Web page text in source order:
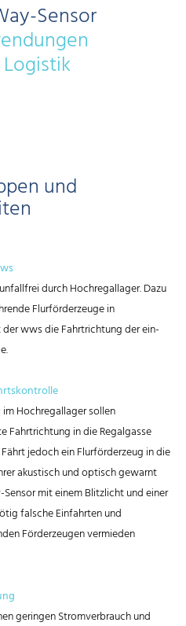
Sensor
und
durch Hochregallager. Dazu
Flurförderzeuge in
wws die Fahrtrichtung der ein-
Hochregallager sollen
Fahrtrichtung in die Regalgasse
jedoch ein Flurförderzeug in die
akustisch und optisch gewarnt
mit einem Blitzlicht und einer
falsche Einfahrten und
Förderzeugen vermieden
geringen Stromverbrauch und